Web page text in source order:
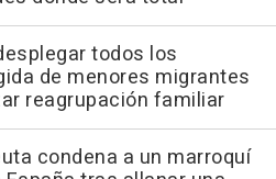
todos los
de menores migrantes
reagrupación familiar
condena a un marroquí